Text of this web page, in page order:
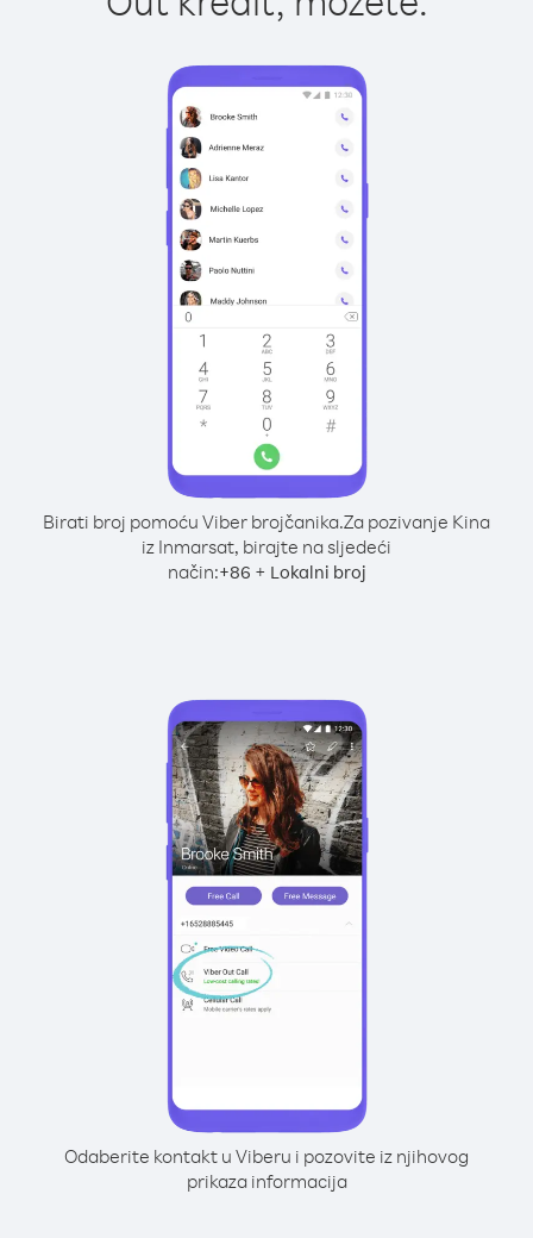
Birati broj pomoću Viber brojčanika.Za pozivanje Kina
iz Inmarsat, birajte na sljedeći
način:+86 + Lokalni broj
Odaberite kontakt u Viberu i pozovite iz njihovog
prikaza informacija